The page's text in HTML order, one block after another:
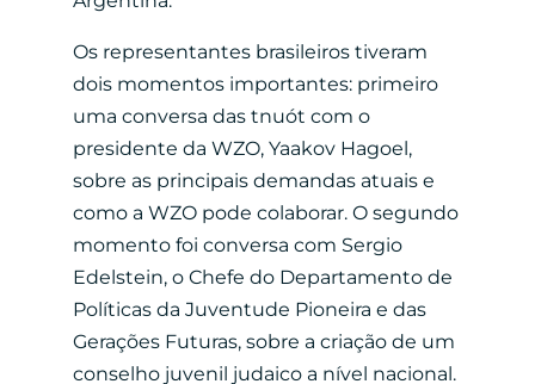
Os representantes brasileiros tiveram
dois momentos importantes: primeiro
uma conversa das tnuót com o
presidente da WZO, Yaakov Hagoel,
sobre as principais demandas atuais e
como a WZO pode colaborar. O segundo
momento foi conversa com Sergio
Edelstein, o Chefe do Departamento de
Políticas da Juventude Pioneira e das
Gerações Futuras, sobre a criação de um
conselho juvenil judaico a nível nacional.